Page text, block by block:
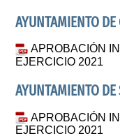
AYUNTAMIENTO DE
APROBACIÓN
EJERCICIO 2021
AYUNTAMIENTO DE
APROBACIÓN
EJERCICIO 2021